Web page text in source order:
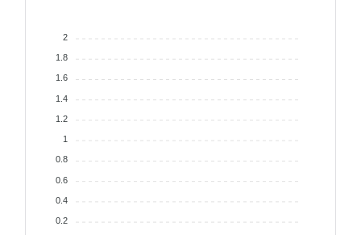
2
1.8
1.6
1.4
1.2
1
0.8
0.6
0.4
0.2